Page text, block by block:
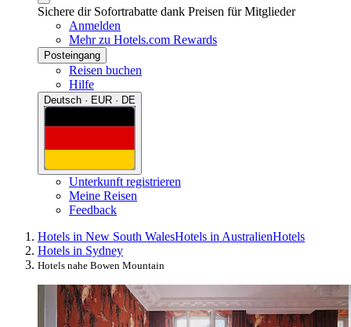
Sichere dir Sofortrabatte dank Preisen für Mitglieder
Anmelden
Mehr zu Hotels.com Rewards
Posteingang
Reisen buchen
Hilfe
Deutsch · EUR · DE
Unterkunft registrieren
Meine Reisen
Feedback
Hotels in New South WalesHotels in AustralienHotels
Hotels in Sydney
Hotels nahe Bowen Mountain